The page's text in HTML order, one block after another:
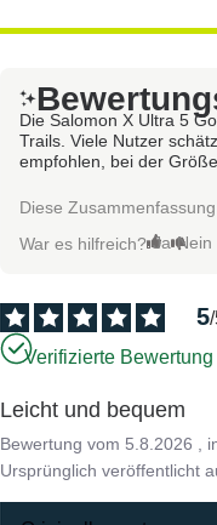
Die Salomon X Ultra 5
Trails. Viele Nutzer
empfohlen, bei der
Diese
War es hilfreich? Ja Nein
5/
Verifizierte Bewertung
Leicht und bequem
Bewertung vom 5.8.2026 ,
Ursprünglich veröffentlicht